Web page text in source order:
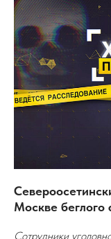
Москве беглого
Сотрудники